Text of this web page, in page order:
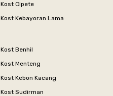
Kost Cipete
Kost Kebayoran Lama
Kost Benhil
Kost Menteng
Kost Kebon Kacang
Kost Sudirman